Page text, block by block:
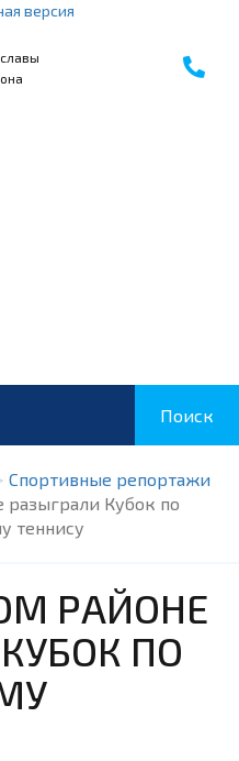
версия
Поиск
Спортивные репортажи
разыграли Кубок по
теннису
РАЙОНЕ
ПО